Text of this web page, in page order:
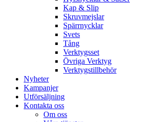
Kap & Slip
Skruvmejslar
Spärrnycklar
Svets
Tång
Verktygsset
Övriga Verktyg
Verktygstillbehör
Nyheter
Kampanjer
Utförsäljning
Kontakta oss
Om oss